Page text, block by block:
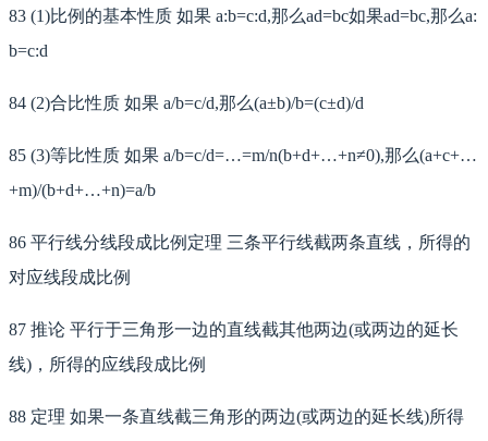
83 (1)比例的基本性质 如果 a:b=c:d,那么ad=bc如果ad=bc,那么a:
b=c:d
84 (2)合比性质 如果 a/b=c/d,那么(a±b)/b=(c±d)/d
85 (3)等比性质 如果 a/b=c/d=…=m/n(b+d+…+n≠0),那么(a+c+…
+m)/(b+d+…+n)=a/b
86 平行线分线段成比例定理 三条平行线截两条直线，所得的
对应线段成比例
87 推论 平行于三角形一边的直线截其他两边(或两边的延长
线)，所得的应线段成比例
88 定理 如果一条直线截三角形的两边(或两边的延长线)所得